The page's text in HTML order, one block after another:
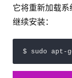
它将重新加载系
继续安装：
$ sudo